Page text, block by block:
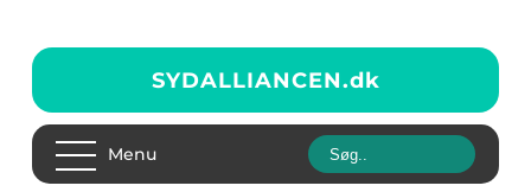
SYDALLIANCEN.dk
Menu